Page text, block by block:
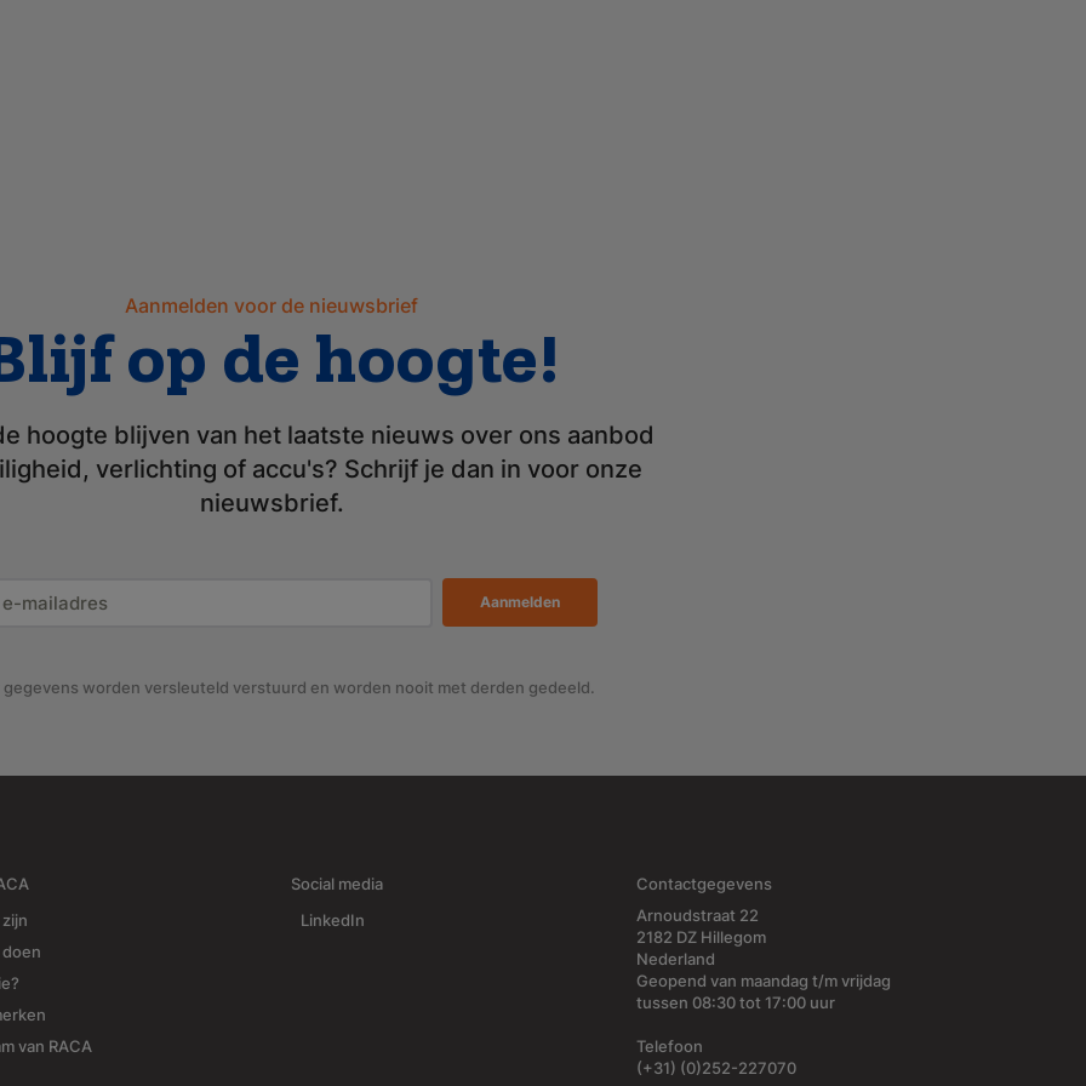
Aanmelden voor de nieuwsbrief
op de hoogte!
hoogte blijven van het laatste nieuws over ons aanbod
verlichting of accu's? Schrijf je dan in voor onze
nieuwsbrief.
Aanmelden
gegevens worden versleuteld verstuurd en worden nooit met derden gedeeld.
van RACA
Social media
LinkedIn
Contactgegevens
Arnoudstraat 22
2182 DZ Hillegom
Nederland
Geopend van maandag t/m vrijdag
tussen 08:30 tot 17:00 uur
Telefoon
(+31) (0)252-227070